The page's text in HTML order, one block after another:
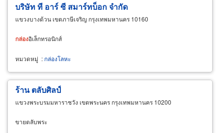
บริษัท ที อาร์ ซี สมาร์ทบ็อก จำกัด
แขวงบางด้วน เขตภาษีเจริญ กรุงเทพมหานคร 10160
กล่องอิเล็กทรอนิกส์
หมวดหมู่ : กล่องโลหะ
ร้าน ตลับศิลป์
แขวงพระบรมมหาราชวัง เขตพระนคร กรุงเทพมหานคร 10200
ขายตลับพระ